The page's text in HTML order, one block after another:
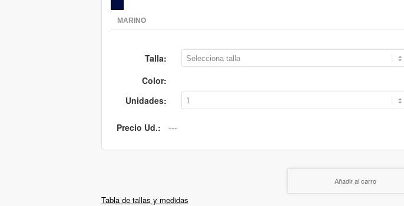
Talla:
Color:
Unidades:
Precio Ud.:
Añadir al carro
Tabla de tallas y medidas